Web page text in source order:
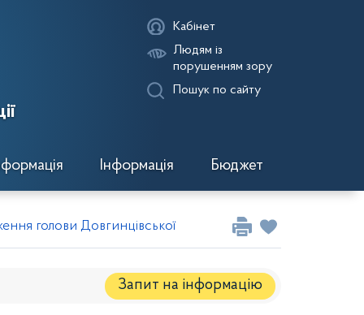
Кабінет
Людям із
порушенням зору
Пошук по сайту
Інформація Бюджет
голови Довгинцівської районної в місті ради за
Запит на iнформацію